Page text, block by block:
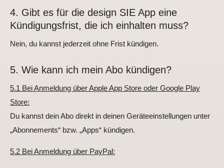
4. Gibt es für die design SIE App eine
Kündigungsfrist, die ich einhalten muss?
Nein, du kannst jederzeit ohne Frist kündigen.
5. Wie kann ich mein Abo kündigen?
5.1 Bei Anmeldung über Apple App Store oder Google Play
Store:
Du kannst dein Abo direkt in deinen Geräteeinstellungen unter
„Abonnements“ bzw. „Apps“ kündigen.
5.2 Bei Anmeldung über PayPal: